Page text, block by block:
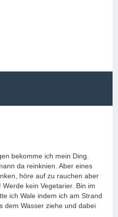
bekomme ich mein Ding.
da reinknien. Aber eines
höre auf zu rauchen aber
kein Vegetarier. Bin im
ich Wale indem ich am Strand
dem Wasser ziehe und dabei